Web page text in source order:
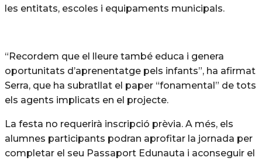
les entitats, escoles i equipaments municipals.
“Recordem que el lleure també educa i genera
oportunitats d’aprenentatge pels infants”, ha afirmat
Serra, que ha subratllat el paper “fonamental” de tots
els agents implicats en el projecte.
La festa no requerirà inscripció prèvia. A més, els
alumnes participants podran aprofitar la jornada per
completar el seu Passaport Edunauta i aconseguir el